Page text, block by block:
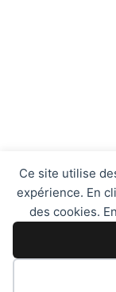
Ce site utilise
expérience. En
des cookies.